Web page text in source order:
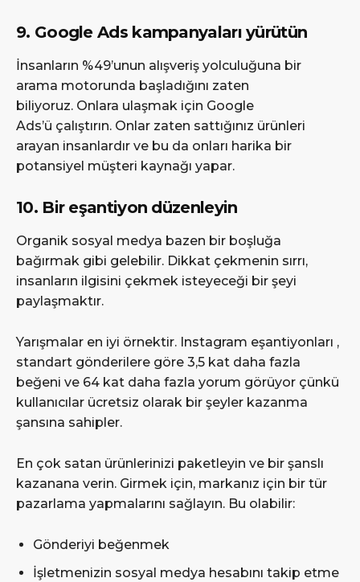
9. Google Ads kampanyaları yürütün
İnsanların %49’unun alışveriş yolculuğuna bir
arama motorunda başladığını zaten
biliyoruz. Onlara ulaşmak için Google
Ads’ü çalıştırın. Onlar zaten sattığınız ürünleri
arayan insanlardır ve bu da onları harika bir
potansiyel müşteri kaynağı yapar.
10. Bir eşantiyon düzenleyin
Organik sosyal medya bazen bir boşluğa
bağırmak gibi gelebilir. Dikkat çekmenin sırrı,
insanların ilgisini çekmek isteyeceği bir şeyi
paylaşmaktır.
Yarışmalar en iyi örnektir. Instagram eşantiyonları ,
standart gönderilere göre 3,5 kat daha fazla
beğeni ve 64 kat daha fazla yorum görüyor çünkü
kullanıcılar ücretsiz olarak bir şeyler kazanma
şansına sahipler.
En çok satan ürünlerinizi paketleyin ve bir şanslı
kazanana verin. Girmek için, markanız için bir tür
pazarlama yapmalarını sağlayın. Bu olabilir:
Gönderiyi beğenmek
İşletmenizin sosyal medya hesabını takip etme